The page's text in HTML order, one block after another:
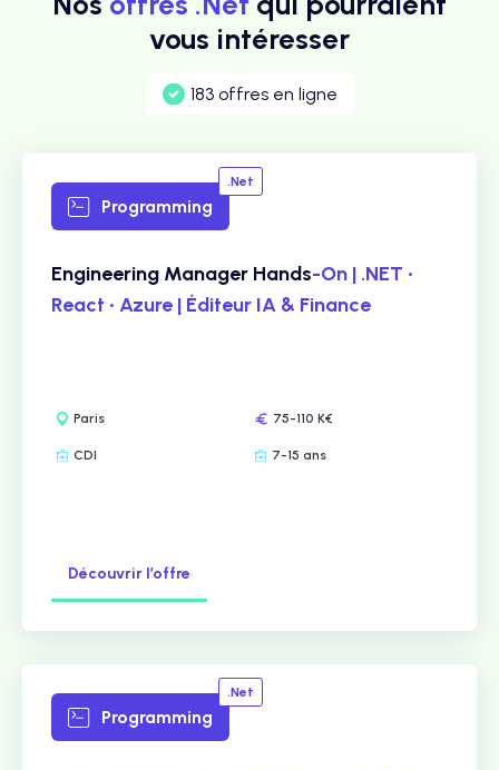
vous intéresser
183 offres en ligne
Programming
.Net
Engineering Manager Hands-On | .NET •
React • Azure | Éditeur IA & Finance
Paris 75-110 K€
CDI 7-15 ans
Découvrir l’offre
Programming
.Net